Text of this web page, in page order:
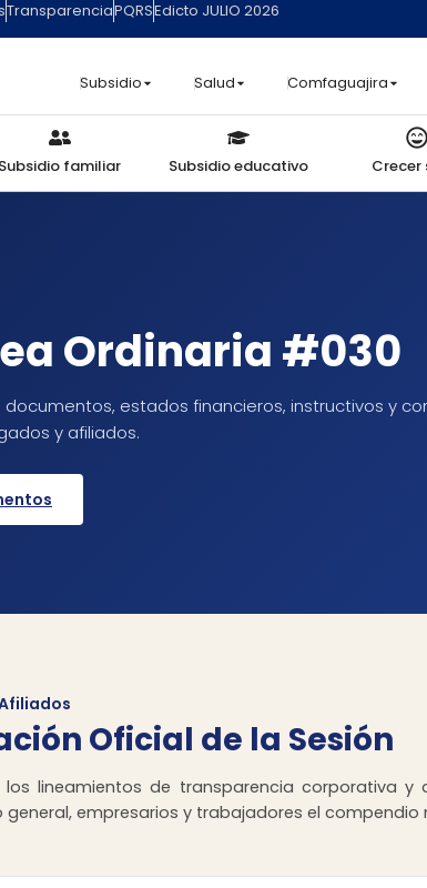
TransparenciaPQRSEdicto JULIO 2026
Subsidio Salud Comfaguajira
Subsidio familiar Subsidio educativo Crecer
Ordinaria #030
estados financieros, instructivos y
y afiliados.
Oficial de la Sesión
lineamientos de transparencia corporativa
empresarios y trabajadores el